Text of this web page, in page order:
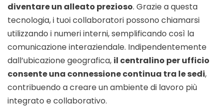
diventare un alleato prezioso. Grazie a questa
tecnologia, i tuoi collaboratori possono chiamarsi
utilizzando i numeri interni, semplificando così la
comunicazione interaziendale. Indipendentemente
dall’ubicazione geografica, il centralino per ufficio
consente una connessione continua tra le sedi,
contribuendo a creare un ambiente di lavoro più
integrato e collaborativo.